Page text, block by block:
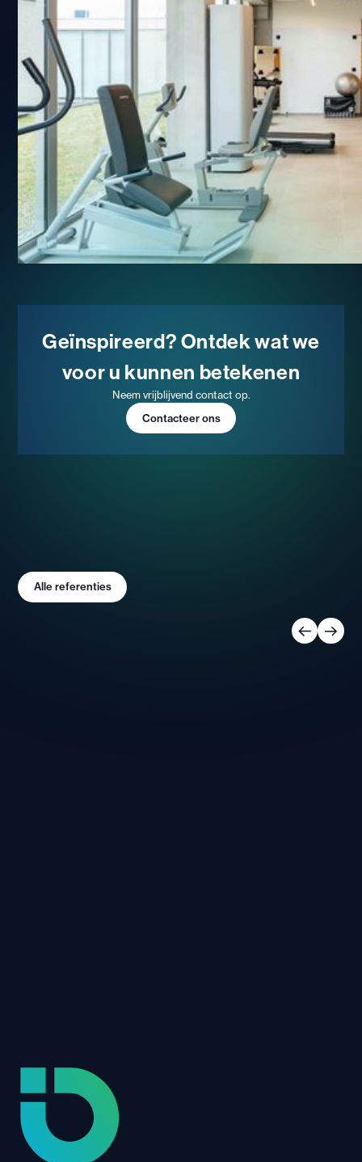
Geïnspireerd? Ontdek wat we
voor u kunnen betekenen
Neem vrijblijvend contact op.
Contacteer ons
Alle referenties